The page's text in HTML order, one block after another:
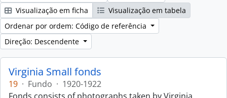
Visualização em ficha
Visualização em tabela
Ordenar por ordem: Código de referência
Direção: Descendente
Virginia Small fonds
19 · Fundo · 1920-1922